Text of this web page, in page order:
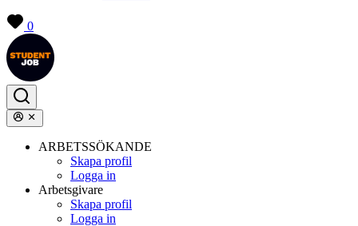
0
ARBETSSÖKANDE
Skapa profil
Logga in
Arbetsgivare
Skapa profil
Logga in